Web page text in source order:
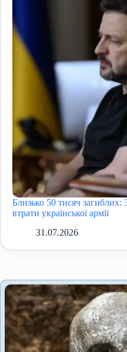
Близько 50 тисяч загиблих:
втрати української армії
31.07.2026